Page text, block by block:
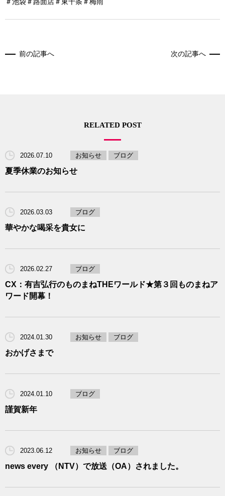
前の記事へ 次の記事へ
RELATED POST
2026.07.10 お知らせ ブログ
夏季休業のお知らせ
2026.03.03 ブログ
華やかな喝采を貴女に
2026.02.27 ブログ
CX：有吉弘行のものまねTHEワールド★第３回ものまねア
ワード開幕！
2024.01.30 お知らせ ブログ
おかげさまで
2024.01.10 ブログ
謹賀新年
2023.06.12 お知らせ ブログ
news every （NTV）で放送（OA）されました。